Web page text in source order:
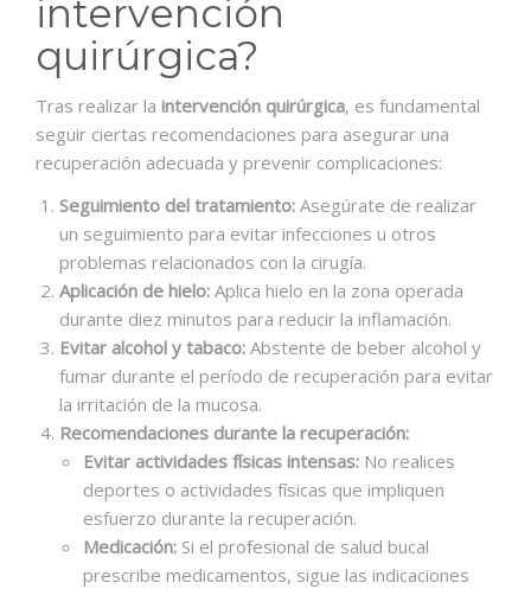
intervención
quirúrgica?
Tras realizar la intervención quirúrgica, es fundamental
seguir ciertas recomendaciones para asegurar una
recuperación adecuada y prevenir complicaciones:
Seguimiento del tratamiento: Asegúrate de realizar
un seguimiento para evitar infecciones u otros
problemas relacionados con la cirugía.
Aplicación de hielo: Aplica hielo en la zona operada
durante diez minutos para reducir la inflamación.
Evitar alcohol y tabaco: Abstente de beber alcohol y
fumar durante el período de recuperación para evitar
la irritación de la mucosa.
Recomendaciones durante la recuperación:
Evitar actividades físicas intensas: No realices
deportes o actividades físicas que impliquen
esfuerzo durante la recuperación.
Medicación: Si el profesional de salud bucal
prescribe medicamentos, sigue las indicaciones